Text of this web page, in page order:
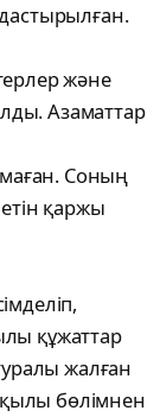
және
Азаматтар
Соның
қаржы
құжаттар
жалған
бөлімнен